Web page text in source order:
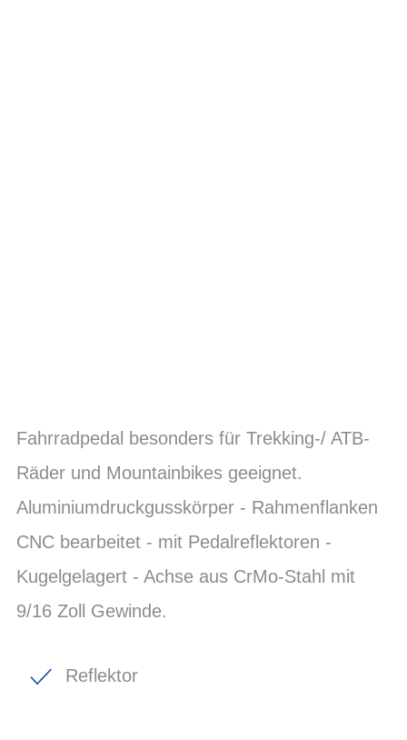
Fahrradpedal besonders für Trekking-/ ATB-
Räder und Mountainbikes geeignet.
Aluminiumdruckgusskörper - Rahmenflanken
CNC bearbeitet - mit Pedalreflektoren -
Kugelgelagert - Achse aus CrMo-Stahl mit
9/16 Zoll Gewinde.
Reflektor